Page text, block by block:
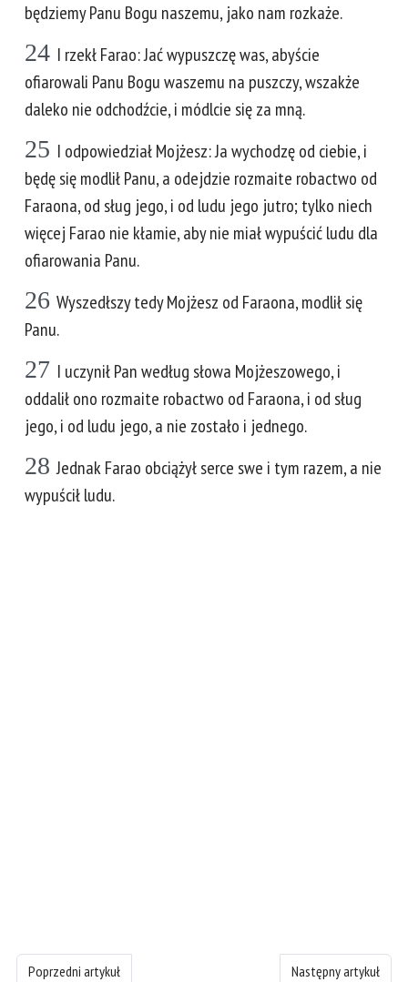
będziemy Panu Bogu naszemu, jako nam rozkaże.
24 I rzekł Farao: Jać wypuszczę was, abyście
ofiarowali Panu Bogu waszemu na puszczy, wszakże
daleko nie odchodźcie, i módlcie się za mną.
25 I odpowiedział Mojżesz: Ja wychodzę od ciebie, i
będę się modlił Panu, a odejdzie rozmaite robactwo od
Faraona, od sług jego, i od ludu jego jutro; tylko niech
więcej Farao nie kłamie, aby nie miał wypuścić ludu dla
ofiarowania Panu.
26 Wyszedłszy tedy Mojżesz od Faraona, modlił się
Panu.
27 I uczynił Pan według słowa Mojżeszowego, i
oddalił ono rozmaite robactwo od Faraona, i od sług
jego, i od ludu jego, a nie zostało i jednego.
28 Jednak Farao obciążył serce swe i tym razem, a nie
wypuścił ludu.
Poprzedni artykuł: Księgę Wyjścia - rozdział 7
Poprzedni artykuł Następny artykuł:
Następny artykuł